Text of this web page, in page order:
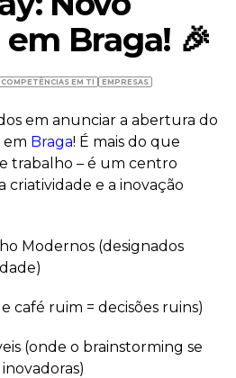
Braga! 🎉
COMPETÊNCIAS EM TI EMPRESAS
em anunciar a abertura do
em Braga! É mais do que
trabalho – é um centro
criatividade e a inovação
Modernos (designados
café ruim = decisões ruins)
(onde o brainstorming se